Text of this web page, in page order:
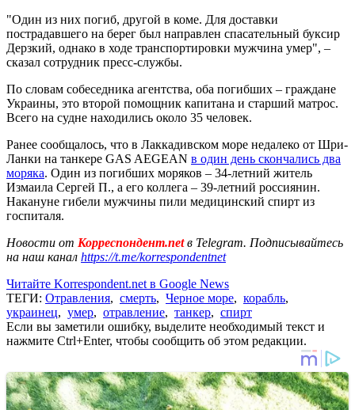
"Один из них погиб, другой в коме. Для доставки
пострадавшего на берег был направлен спасательный буксир
Дерзкий, однако в ходе транспортировки мужчина умер", –
сказал сотрудник пресс-службы.
По словам собеседника агентства, оба погибших – граждане
Украины, это второй помощник капитана и старший матрос.
Всего на судне находились около 35 человек.
Ранее сообщалось, что в Лаккадивском море недалеко от Шри-
Ланки на танкере GAS AEGEAN в один день скончались два
моряка. Один из погибших моряков – 34-летний житель
Измаила Сергей П., а его коллега – 39-летний россиянин.
Накануне гибели мужчины пили медицинский спирт из
госпиталя.
Новости от Корреспондент.netв Telegram. Подписывайтесь
на наш канал https://t.me/korrespondentnet
Читайте Korrespondent.net в Google News
ТЕГИ: Отравления, смерть, Черное море, корабль,
украинец, умер, отравление, танкер, спирт
Если вы заметили ошибку, выделите необходимый текст и
нажмите Ctrl+Enter, чтобы сообщить об этом редакции.